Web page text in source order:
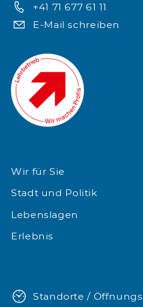
+41 71 677 61 11
E-Mail schreiben
Wir für Sie
Stadt und Politik
Lebenslagen
Erlebnis
Standorte /